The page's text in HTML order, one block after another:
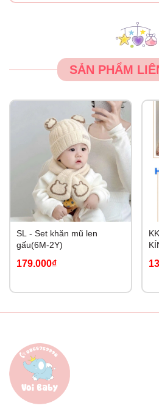
SẢN PHẨM
SL - Set khăn mũ len
gấu(6M-2Y)
179.000₫